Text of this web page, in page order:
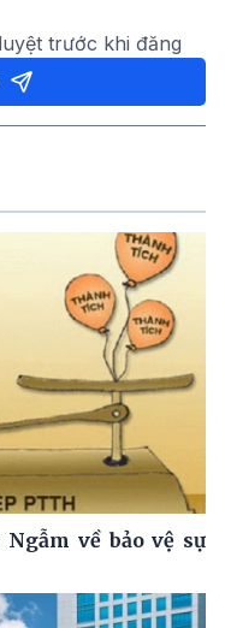
trước khi đăng
về bảo vệ sự